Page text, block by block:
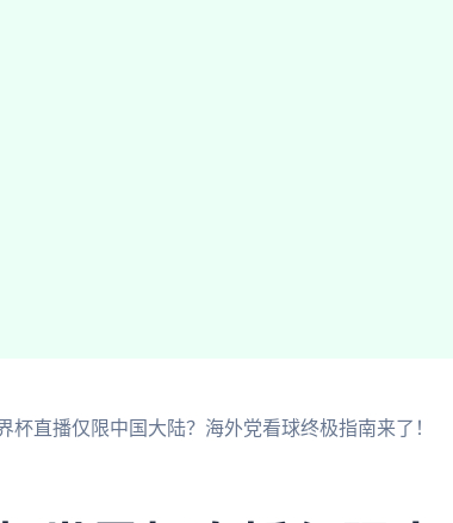
杯直播仅限中国大陆？海外党看球终极指南来了！